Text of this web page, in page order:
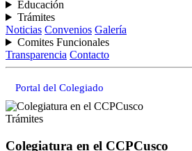
Educación
Trámites
Noticias Convenios Galería
Comites Funcionales
Transparencia Contacto
Portal del Colegiado
Trámites
Colegiatura en el CCPCusco